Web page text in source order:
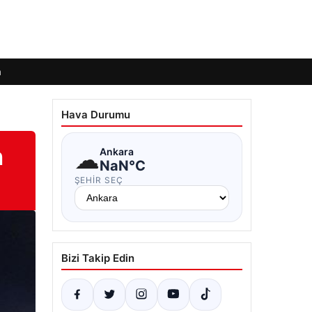
Hava Durumu
☁Ankara
NaN°C
ŞEHIR SEÇ
Bizi Takip Edin